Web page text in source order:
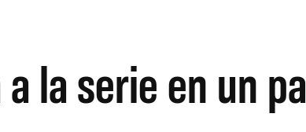
la serie en un